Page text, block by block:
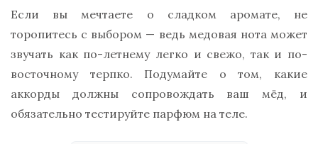
Если вы мечтаете о сладком аромате, не
торопитесь с выбором — ведь медовая нота может
звучать как по-летнему легко и свежо, так и по-
восточному терпко. Подумайте о том, какие
аккорды должны сопровождать ваш мёд, и
обязательно тестируйте парфюм на теле.